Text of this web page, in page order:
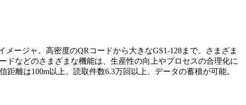
メージャ。高密度のQRコードから大きなGS1-128まで、さまざま
などのさまざまな機能は、生産性の向上やプロセスの合理化に
離は100m以上、読取件数6.3万回以上、データの蓄積が可能。